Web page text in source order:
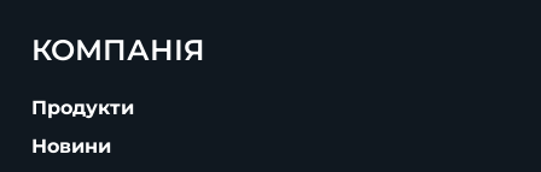
КОМПАНІЯ
Продукти
Новини